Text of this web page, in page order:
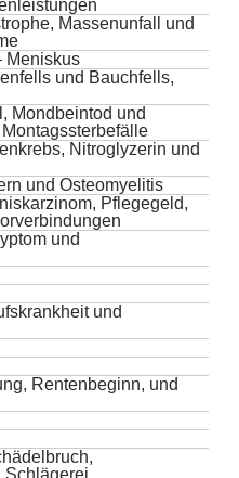
Massenunfall und
Meniskus
und Bauchfells,
Mondbeintod und
Nitroglyzerin und
und Osteomyelitis
Pflegegeld,
und
und
Rentenbeginn, und
Schlägerei